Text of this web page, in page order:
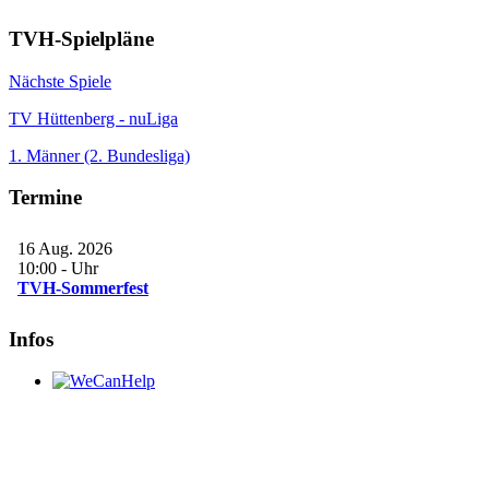
TVH-Spielpläne
Nächste Spiele
TV Hüttenberg - nuLiga
1. Männer (2. Bundesliga)
Termine
16 Aug. 2026
10:00 - Uhr
TVH-Sommerfest
Infos